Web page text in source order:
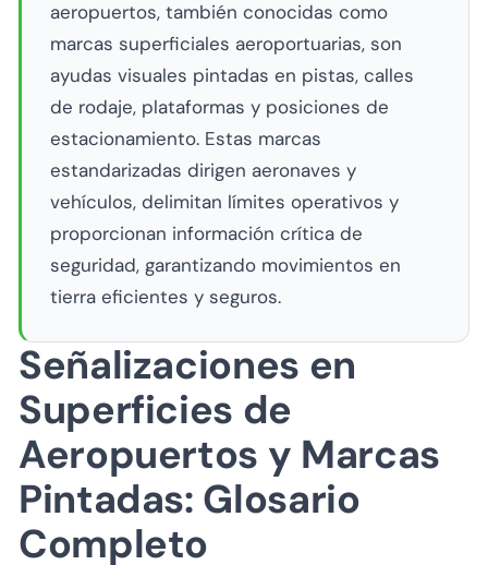
aeropuertos, también conocidas como
marcas superficiales aeroportuarias, son
ayudas visuales pintadas en pistas, calles
de rodaje, plataformas y posiciones de
estacionamiento. Estas marcas
estandarizadas dirigen aeronaves y
vehículos, delimitan límites operativos y
proporcionan información crítica de
seguridad, garantizando movimientos en
tierra eficientes y seguros.
Señalizaciones en
Superficies de
Aeropuertos y Marcas
Pintadas: Glosario
Completo